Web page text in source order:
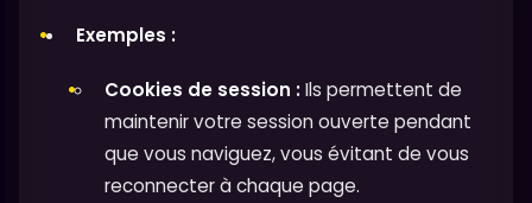
Exemples :
Cookies de session :Ils permettent de
maintenir votre session ouverte pendant
que vous naviguez, vous évitant de vous
reconnecter à chaque page.